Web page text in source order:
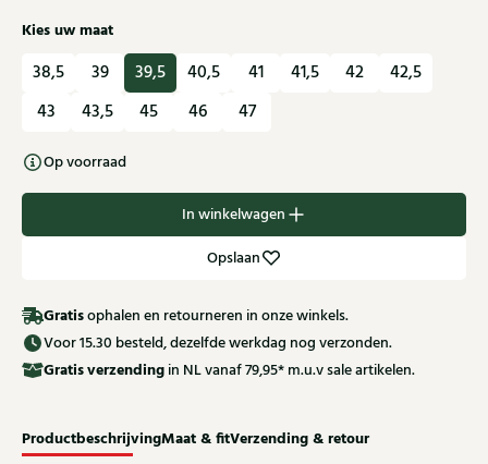
Kies uw maat
38,5 39 39,5 40,5 41 41,5 42
42,5
43
43,5 45 46 47
Op voorraad
In winkelwagen
Opslaan
Gratisophalen en retourneren in onze winkels.
Voor 15.30 besteld, dezelfde werkdag nog verzonden.
Gratisverzending in NL vanaf 79,95* m.u.v sale artikelen.
ProductbeschrijvingMaat & fitVerzending & retour